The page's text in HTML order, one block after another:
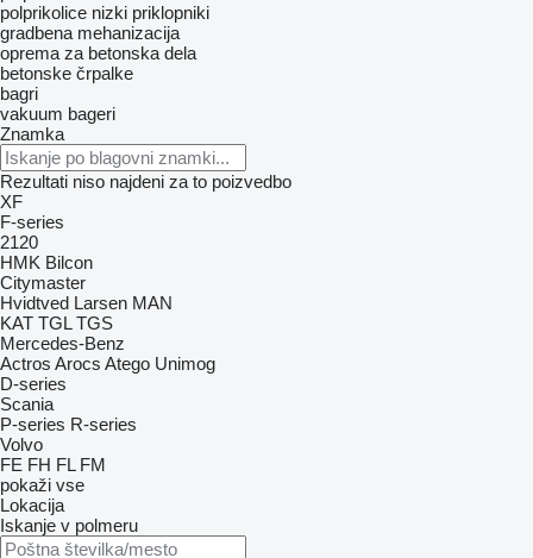
polprikolice nizki priklopniki
gradbena mehanizacija
oprema za betonska dela
betonske črpalke
bagri
vakuum bageri
Znamka
Rezultati niso najdeni za to poizvedbo
XF
F-series
2120
HMK Bilcon
Citymaster
Hvidtved Larsen MAN
KAT TGL TGS
Mercedes-Benz
Actros Arocs Atego Unimog
D-series
Scania
P-series R-series
Volvo
FE FH FL FM
pokaži vse
Lokacija
Iskanje v polmeru